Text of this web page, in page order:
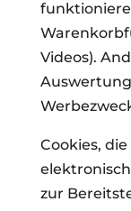
Videos).
Cookies,
zur